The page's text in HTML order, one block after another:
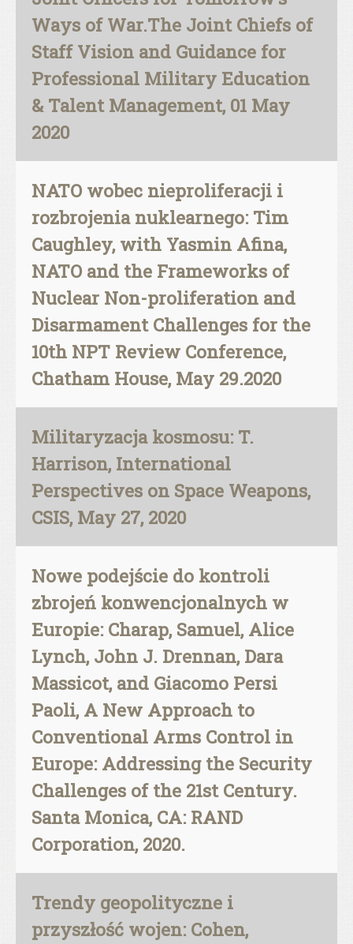
Ways of War.The Joint Chiefs of
Staff Vision and Guidance for
Professional Military Education
& Talent Management, 01 May
2020
NATO wobec nieproliferacji i
rozbrojenia nuklearnego: Tim
Caughley, with Yasmin Afina,
NATO and the Frameworks of
Nuclear Non-proliferation and
Disarmament Challenges for the
10th NPT Review Conference,
Chatham House, May 29.2020
Militaryzacja kosmosu: T.
Harrison, International
Perspectives on Space Weapons,
CSIS, May 27, 2020
Nowe podejście do kontroli
zbrojeń konwencjonalnych w
Europie: Charap, Samuel, Alice
Lynch, John J. Drennan, Dara
Massicot, and Giacomo Persi
Paoli, A New Approach to
Conventional Arms Control in
Europe: Addressing the Security
Challenges of the 21st Century.
Santa Monica, CA: RAND
Corporation, 2020.
Trendy geopolityczne i
przyszłość wojen: Cohen,